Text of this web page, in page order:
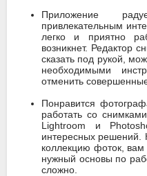
Приложение
привлекательным
легко и приятно
возникнет. Редактор
сказать под рукой,
необходимыми
отменить
Понравится
работать со
Lightroom и
интересных решений.
коллекцию фоток, вам
нужный основы по
сложно.